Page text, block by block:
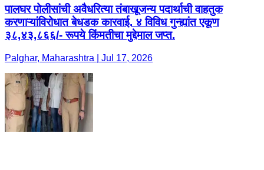
पालघर पोलीसांची अवैधरित्या तंबाखूजन्य पदार्थाची वाहतुक
करणाऱ्यांविरोधात बेधडक कारवाई. ४ विविध गुन्ह्यांत एकूण
३८,४३,८६६/- रूपये किंमतीचा मुद्देमाल जप्त.
Palghar, Maharashtra | Jul 17, 2026